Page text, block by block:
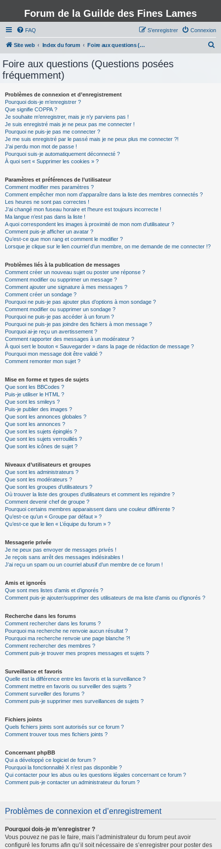
Forum de la Guilde des Fines Lames
FAQ Connexion
S’enregistrer
Site web Index du forum Foire aux questions (Questions posées fréquemment)
Foire aux questions (Questions posées
fréquemment)
Problèmes de connexion et d’enregistrement
Pourquoi dois-je m’enregistrer ?
Que signifie COPPA ?
Je souhaite m’enregistrer, mais je n’y parviens pas !
Je suis enregistré mais je ne peux pas me connecter !
Pourquoi ne puis-je pas me connecter ?
Je me suis enregistré par le passé mais je ne peux plus me connecter ?!
J’ai perdu mon mot de passe !
Pourquoi suis-je automatiquement déconnecté ?
À quoi sert « Supprimer les cookies » ?
Paramètres et préférences de l’utilisateur
Comment modifier mes paramètres ?
Comment empêcher mon nom d’apparaître dans la liste des membres connectés ?
Les heures ne sont pas correctes !
J’ai changé mon fuseau horaire et l’heure est toujours incorrecte !
Ma langue n’est pas dans la liste !
A quoi correspondent les images à proximité de mon nom d’utilisateur ?
Comment puis-je afficher un avatar ?
Qu’est-ce que mon rang et comment le modifier ?
Lorsque je clique sur le lien courrield’un membre, on me demande de me connecter !?
Problèmes liés à la publication de messages
Comment créer un nouveau sujet ou poster une réponse ?
Comment modifier ou supprimer un message ?
Comment ajouter une signature à mes messages ?
Comment créer un sondage ?
Pourquoi ne puis-je pas ajouter plus d’options à mon sondage ?
Comment modifier ou supprimer un sondage ?
Pourquoi ne puis-je pas accéder à un forum ?
Pourquoi ne puis-je pas joindre des fichiers à mon message ?
Pourquoi ai-je reçu un avertissement ?
Comment rapporter des messages à un modérateur ?
À quoi sert le bouton « Sauvegarder » dans la page de rédaction de message ?
Pourquoi mon message doit être validé ?
Comment remonter mon sujet ?
Mise en forme et types de sujets
Que sont les BBCodes ?
Puis-je utiliser le HTML ?
Que sont les smileys ?
Puis-je publier des images ?
Que sont les annonces globales ?
Que sont les annonces ?
Que sont les sujets épinglés ?
Que sont les sujets verrouillés ?
Que sont les icônes de sujet ?
Niveaux d’utilisateurs et groupes
Que sont les administrateurs ?
Que sont les modérateurs ?
Que sont les groupes d’utilisateurs ?
Où trouver la liste des groupes d’utilisateurs et comment les rejoindre ?
Comment devenir chef de groupe ?
Pourquoi certains membres apparaissent dans une couleur différente ?
Qu’est-ce qu’un « Groupe par défaut » ?
Qu’est-ce que le lien « L’équipe du forum » ?
Messagerie privée
Je ne peux pas envoyer de messages privés !
Je reçois sans arrêt des messages indésirables !
J’ai reçu un spam ou un courriel abusif d’un membre de ce forum !
Amis et ignorés
Que sont mes listes d’amis et d’ignorés ?
Comment puis-je ajouter/supprimer des utilisateurs de ma liste d’amis ou d’ignorés ?
Recherche dans les forums
Comment rechercher dans les forums ?
Pourquoi ma recherche ne renvoie aucun résultat ?
Pourquoi ma recherche renvoie une page blanche ?!
Comment rechercher des membres ?
Comment puis-je trouver mes propres messages et sujets ?
Surveillance et favoris
Quelle est la différence entre les favoris et la surveillance ?
Comment mettre en favoris ou surveiller des sujets ?
Comment surveiller des forums ?
Comment puis-je supprimer mes surveillances de sujets ?
Fichiers joints
Quels fichiers joints sont autorisés sur ce forum ?
Comment trouver tous mes fichiers joints ?
Concernant phpBB
Qui a développé ce logiciel de forum ?
Pourquoi la fonctionnalité X n’est pas disponible ?
Qui contacter pour les abus ou les questions légales concernant ce forum ?
Comment puis-je contacter un administrateur du forum ?
Problèmes de connexion et d’enregistrement
Pourquoi dois-je m’enregistrer ?
Vous pouvez ne pas le faire, mais l’administrateur du forum peut avoir
configuré les forums afin qu’il soit nécessaire de s’enregistrer pour poster des